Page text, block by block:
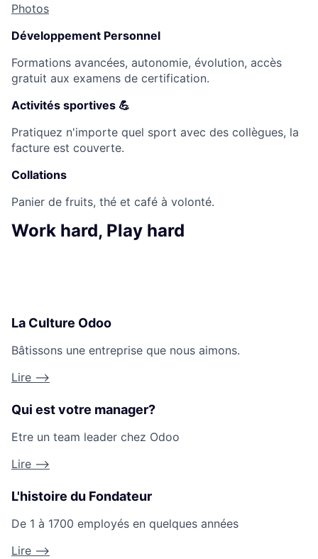
Photos
Développement Personnel
Formations avancées, autonomie, évolution, accès
gratuit aux examens de certification.
Activités sportives 💪
Pratiquez n'importe quel sport avec des collègues, la
facture est couverte.
Collations
Panier de fruits, thé et café à volonté.
Work hard, Play hard
La Culture Odoo
Bâtissons une entreprise que nous aimons.
Lire -->
Qui est votre manager?
Etre un team leader chez Odoo
Lire -->
L'histoire du Fondateur
De 1 à 1700 employés en quelques années
Lire -->